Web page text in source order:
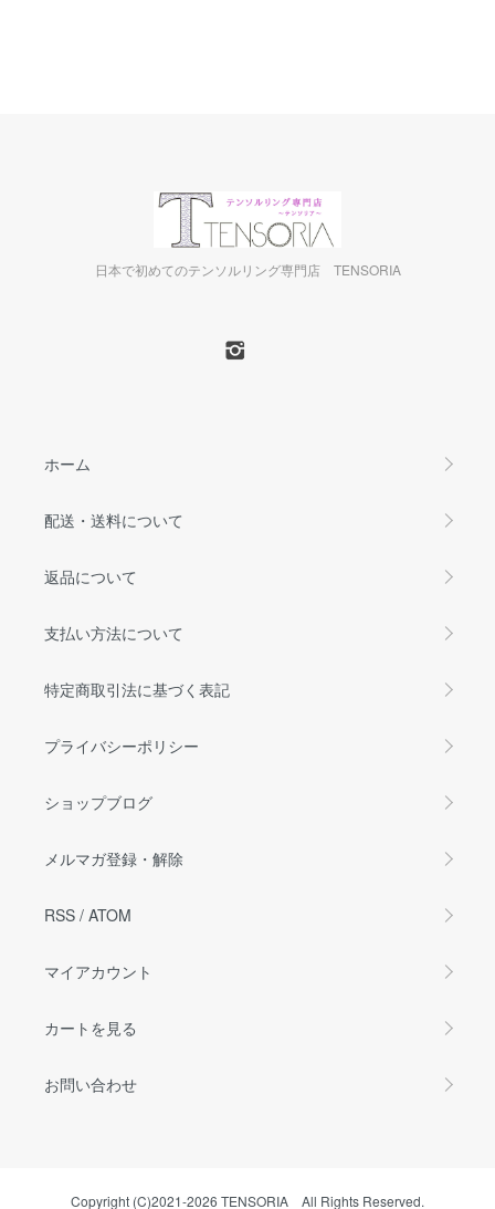
日本で初めてのテンソルリング専門店 TENSORIA
ホーム
配送・送料について
返品について
支払い方法について
特定商取引法に基づく表記
プライバシーポリシー
ショップブログ
メルマガ登録・解除
RSS / ATOM
マイアカウント
カートを見る
お問い合わせ
Copyright (C)2021-2026 TENSORIA All Rights Reserved.